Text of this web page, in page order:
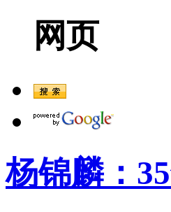
网页
杨锦麟：